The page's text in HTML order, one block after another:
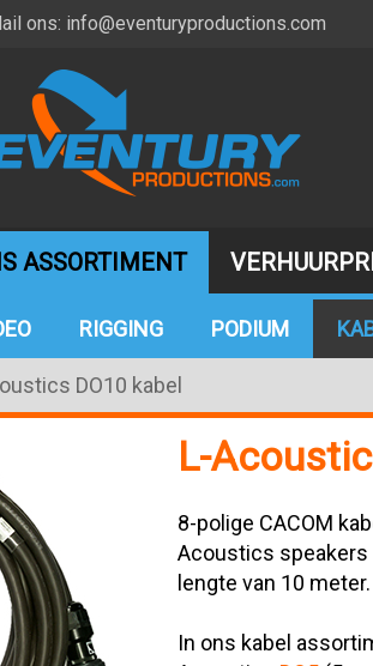
ons: info@eventuryproductions.com
ASSORTIMENT
RIGGING PODIUM
DO10 kabel
L-
8-polige CACOM
Acoustics speakers
lengte van 10 meter.
In ons kabel